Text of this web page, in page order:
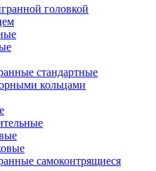
головкой
стандартные
кольцами
самоконтрящиеся